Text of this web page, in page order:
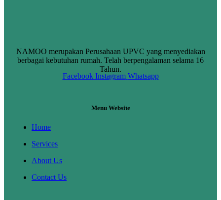
NAMOO merupakan Perusahaan UPVC yang menyediakan
berbagai kebutuhan rumah. Telah berpengalaman selama 16
Tahun.
Facebook Instagram Whatsapp
Menu Website
Home
Services
About Us
Contact Us